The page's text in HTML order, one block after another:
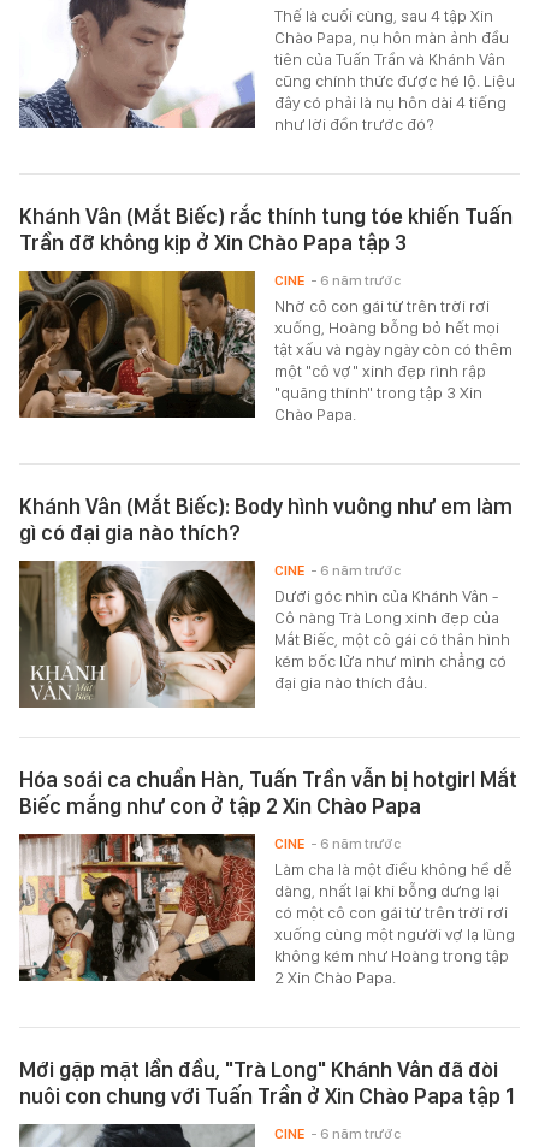
Thế là cuối cùng, sau 4 tập Xin
Chào Papa, nụ hôn màn ảnh đầu
tiên của Tuấn Trần và Khánh Vân
cũng chính thức được hé lộ. Liệu
đây có phải là nụ hôn dài 4 tiếng
như lời đồn trước đó?
Khánh Vân (Mắt Biếc) rắc thính tung tóe khiến Tuấn
Trần đỡ không kịp ở Xin Chào Papa tập 3
Nhờ cô con gái từ trên trời rơi
xuống, Hoàng bỗng bỏ hết mọi
tật xấu và ngày ngày còn có thêm
một "cô vợ" xinh đẹp rình rập
"quăng thính" trong tập 3 Xin
Chào Papa.
CINE - 6 năm trước
Khánh Vân (Mắt Biếc): Body hình vuông như em làm
gì có đại gia nào thích?
Dưới góc nhìn của Khánh Vân -
Cô nàng Trà Long xinh đẹp của
Mắt Biếc, một cô gái có thân hình
kém bốc lửa như mình chẳng có
đại gia nào thích đâu.
CINE - 6 năm trước
Hóa soái ca chuẩn Hàn, Tuấn Trần vẫn bị hotgirl Mắt
Biếc mắng như con ở tập 2 Xin Chào Papa
Làm cha là một điều không hề dễ
dàng, nhất lại khi bỗng dưng lại
có một cô con gái từ trên trời rơi
xuống cùng một người vợ lạ lùng
không kém như Hoàng trong tập
2 Xin Chào Papa.
CINE - 6 năm trước
Mới gặp mặt lần đầu, "Trà Long" Khánh Vân đã đòi
nuôi con chung với Tuấn Trần ở Xin Chào Papa tập 1
CINE - 6 năm trước